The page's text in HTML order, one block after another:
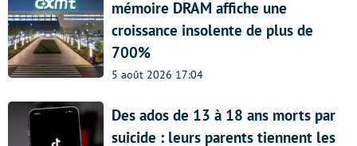
mémoire DRAM affiche une
croissance insolente de plus de
700%
5 août 2026 17:04
Des ados de 13 à 18 ans morts par
suicide : leurs parents tiennent les